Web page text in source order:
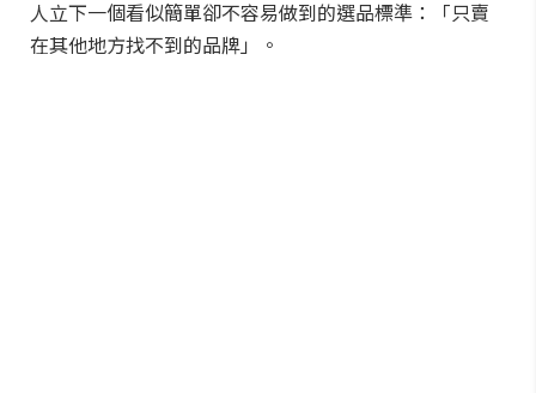
人立下一個看似簡單卻不容易做到的選品標準：「只賣
在其他地方找不到的品牌」。